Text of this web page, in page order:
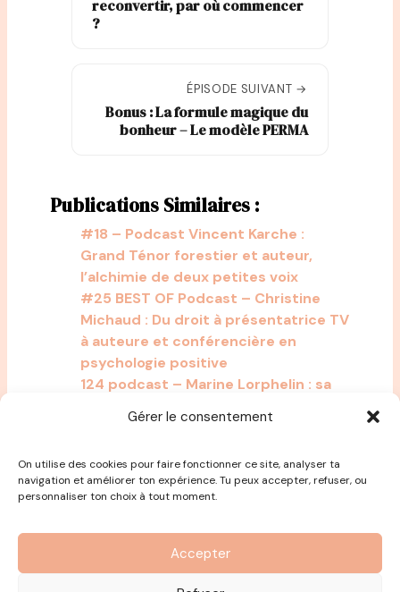
Gérer le consentement
On utilise des cookies pour faire fonctionner ce site, analyser ta
navigation et améliorer ton expérience. Tu peux accepter, refuser, ou
personnaliser ton choix à tout moment.
Accepter
reconvertir, par où commencer
?
ÉPISODE SUIVANT →
Bonus : La formule magique du
bonheur – Le modèle PERMA
Publications Similaires :
#18 – Podcast Vincent Karche :
Grand Ténor forestier et auteur,
l’alchimie de deux petites voix
#25 BEST OF Podcast – Christine
Michaud : Du droit à présentatrice TV
à auteure et conférencière en
psychologie positive
124 podcast – Marine Lorphelin : sa
médecine et miss France